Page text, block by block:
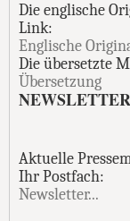
Die englische
Link:
Englische
Die übersetzte
Übersetzung
Aktuelle
Ihr Postfach:
Newsletter...